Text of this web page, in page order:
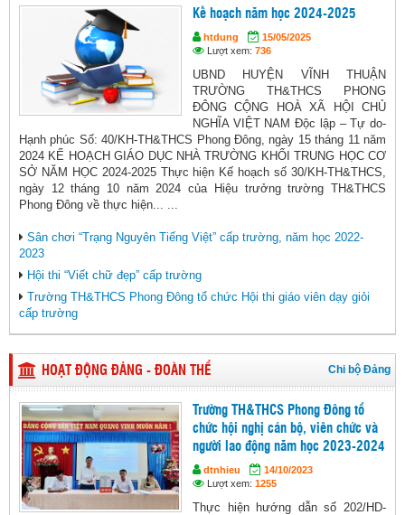
Kế hoạch năm học 2024-2025
htdung
15/05/2025
Lượt xem: 736
UBND HUYỆN VĨNH THUẬN
TRƯỜNG TH&THCS PHONG
ĐÔNG CỘNG HOÀ XÃ HỘI CHỦ
NGHĨA VIỆT NAM Độc lập – Tự do-
Hạnh phúc Số: 40/KH-TH&THCS Phong Đông, ngày 15 tháng 11 năm
2024 KẾ HOẠCH GIÁO DỤC NHÀ TRƯỜNG KHỐI TRUNG HỌC CƠ
SỞ NĂM HỌC 2024-2025 Thực hiện Kế hoạch số 30/KH-TH&THCS,
ngày 12 tháng 10 năm 2024 của Hiệu trưởng trường TH&THCS
Phong Đông về thực hiện... ...
Sân chơi “Trạng Nguyên Tiếng Việt” cấp trường, năm học 2022-
2023
Hội thi “Viết chữ đẹp” cấp trường
Trường TH&THCS Phong Đông tổ chức Hội thi giáo viên dạy giỏi
cấp trường
HOẠT ĐỘNG ĐẢNG - ĐOÀN THỂ Chi bộ Đảng
Trường TH&THCS Phong Đông tổ
chức hội nghị cán bộ, viên chức và
người lao động năm học 2023-2024
dtnhieu
14/10/2023
Lượt xem: 1255
Thực hiện hướng dẫn số 202/HD-